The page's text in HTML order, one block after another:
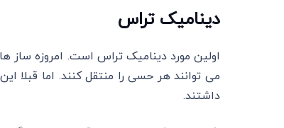
دینامیک تراس
اولین مورد دینامیک تراس است. امروزه ساز
می توانند هر حسی را منتقل کنند. اما قبلا
داشتند.